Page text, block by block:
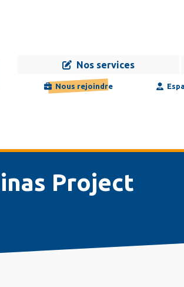
Navigation
Nos services
Nous rejoindre
Project